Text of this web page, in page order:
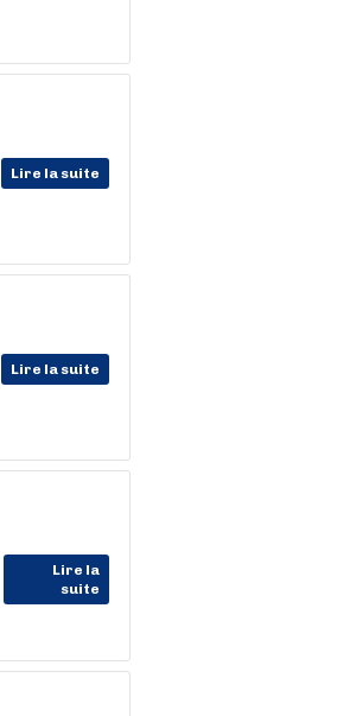
Lire la suite
Lire la suite
Lire la
suite